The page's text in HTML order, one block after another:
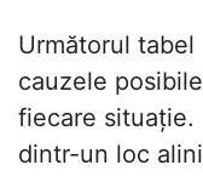
Următorul tabel
cauzele
fiecare situație.
dintr-un loc